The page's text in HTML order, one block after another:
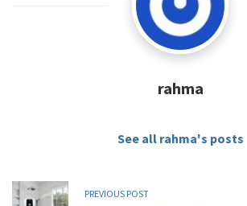
rahma
See all rahma's posts
PREVIOUS POST